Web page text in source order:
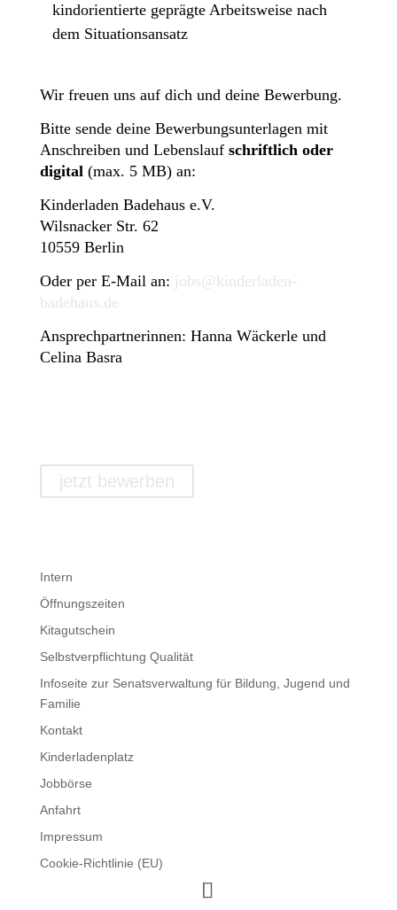
kindorientierte geprägte Arbeitsweise nach
dem Situationsansatz
Wir freuen uns auf dich und deine Bewerbung.
Bitte sende deine Bewerbungsunterlagen mit
Anschreiben und Lebenslauf schriftlich oder
digital(max. 5 MB) an:
Kinderladen Badehaus e.V.
Wilsnacker Str. 62
10559 Berlin
Oder per E-Mail an: jobs@kinderladen-
badehaus.de
Ansprechpartnerinnen: Hanna Wäckerle und
Celina Basra
jetzt bewerben
Intern
Öffnungszeiten
Kitagutschein
Selbstverpflichtung Qualität
Infoseite zur Senatsverwaltung für Bildung, Jugend und
Familie
Kontakt
Kinderladenplatz
Jobbörse
Anfahrt
Impressum
Cookie-Richtlinie (EU)